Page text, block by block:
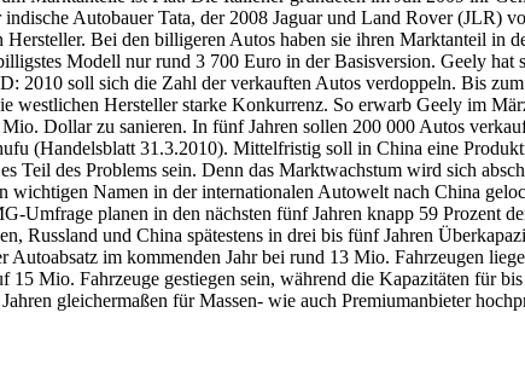
Autobauer Tata, der 2008 Jaguar und Land Rover
Bei den billigeren Autos haben sie ihren Marktanteil in
Modell nur rund 3 700 Euro in der Basisversion. Geely
2010 soll sich die Zahl der verkauften Autos verdoppeln. Bis
westlichen Hersteller starke Konkurrenz. So erwarb Geely im
Dollar zu sanieren. In fünf Jahren sollen 200 000 Autos
(Handelsblatt 31.3.2010). Mittelfristig soll in China eine
Teil des Problems sein. Denn das Marktwachstum wird sich
wichtigen Namen in der internationalen Autowelt nach China
Umfrage planen in den nächsten fünf Jahren knapp 59
Russland und China spätestens in drei bis fünf Jahren
Autoabsatz im kommenden Jahr bei rund 13 Mio. Fahrzeugen
15 Mio. Fahrzeuge gestiegen sein, während die Kapazitäten für
gleichermaßen für Massen- wie auch Premiumanbieter